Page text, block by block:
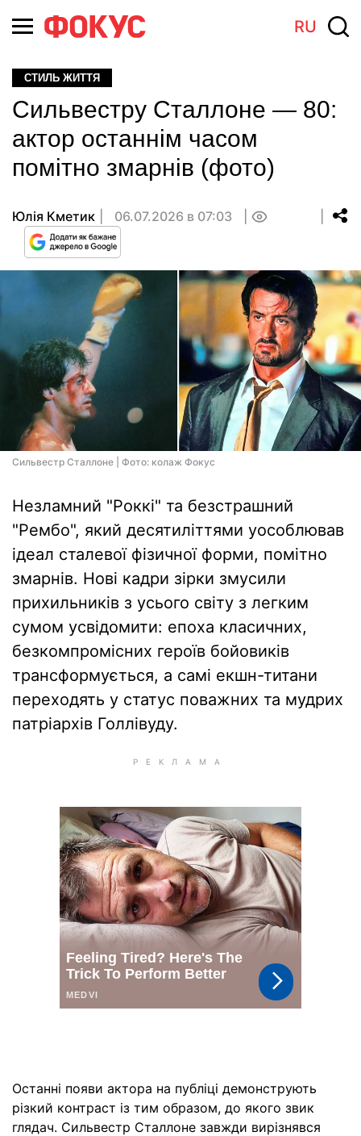
RU
СТИЛЬ ЖИТТЯ
Сильвестру Сталлоне — 80:
актор останнім часом
помітно змарнів (фото)
Юлія Кметик 06.07.2026 в 07:03
Сильвестр Сталлоне | Фото: колаж Фокус
Незламний "Роккі" та безстрашний
"Рембо", який десятиліттями уособлював
ідеал сталевої фізичної форми, помітно
змарнів. Нові кадри зірки змусили
прихильників з усього світу з легким
сумом усвідомити: епоха класичних,
безкомпромісних героїв бойовиків
трансформується, а самі екшн-титани
переходять у статус поважних та мудрих
патріархів Голлівуду.
Останні появи актора на публіці демонструють
різкий контраст із тим образом, до якого звик
глядач. Сильвестр Сталлоне завжди вирізнявся